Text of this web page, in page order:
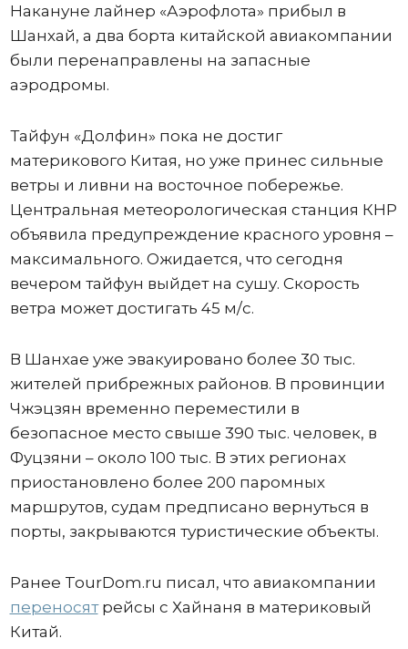
Накануне лайнер «Аэрофлота» прибыл в
Шанхай, а два борта китайской авиакомпании
были перенаправлены на запасные
аэродромы.
Тайфун «Долфин» пока не достиг
материкового Китая, но уже принес сильные
ветры и ливни на восточное побережье.
Центральная метеорологическая станция КНР
объявила предупреждение красного уровня –
максимального. Ожидается, что сегодня
вечером тайфун выйдет на сушу. Скорость
ветра может достигать 45 м/с.
В Шанхае уже эвакуировано более 30 тыс.
жителей прибрежных районов. В провинции
Чжэцзян временно переместили в
безопасное место свыше 390 тыс. человек, в
Фуцзяни – около 100 тыс. В этих регионах
приостановлено более 200 паромных
маршрутов, судам предписано вернуться в
порты, закрываются туристические объекты.
Ранее TourDom.ru писал, что авиакомпании
переносятрейсы с Хайнаня в материковый
Китай.